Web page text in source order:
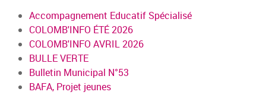
Accompagnement Educatif Spécialisé
COLOMB'INFO ÉTÉ 2026
COLOMB'INFO AVRIL 2026
BULLE VERTE
Bulletin Municipal N°53
BAFA, Projet jeunes